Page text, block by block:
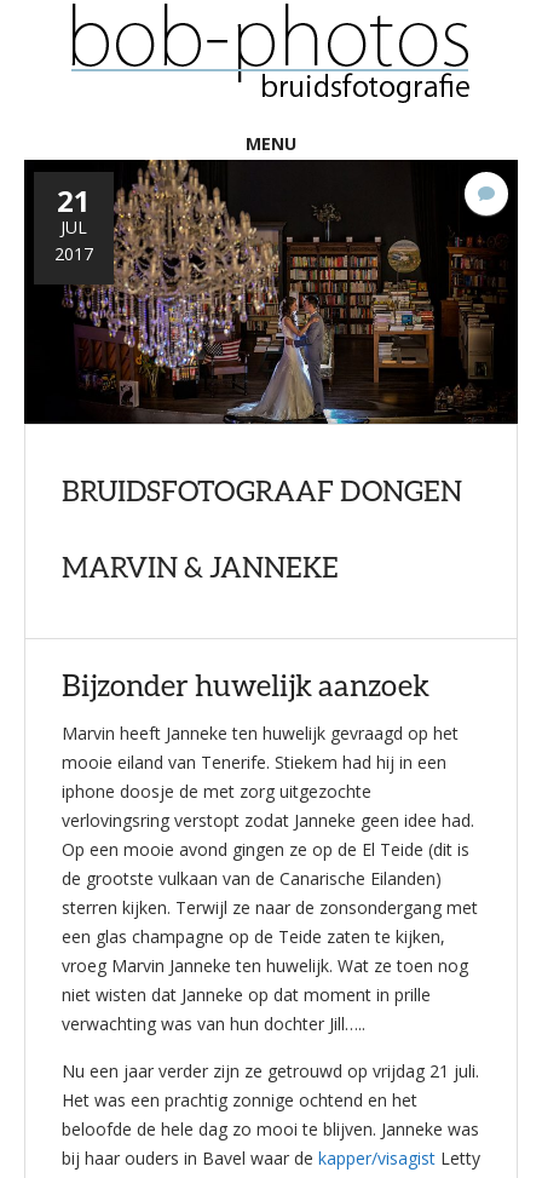
MENU
7
21
JUL
2017
BRUIDSFOTOGRAAF DONGEN
MARVIN & JANNEKE
Bijzonder huwelijk aanzoek
Marvin heeft Janneke ten huwelijk gevraagd op het
mooie eiland van Tenerife. Stiekem had hij in een
iphone doosje de met zorg uitgezochte
verlovingsring verstopt zodat Janneke geen idee had.
Op een mooie avond gingen ze op de El Teide (dit is
de grootste vulkaan van de Canarische Eilanden)
sterren kijken. Terwijl ze naar de zonsondergang met
een glas champagne op de Teide zaten te kijken,
vroeg Marvin Janneke ten huwelijk. Wat ze toen nog
niet wisten dat Janneke op dat moment in prille
verwachting was van hun dochter Jill…..
Nu een jaar verder zijn ze getrouwd op vrijdag 21 juli.
Het was een prachtig zonnige ochtend en het
beloofde de hele dag zo mooi te blijven. Janneke was
bij haar ouders in Bavel waar de kapper/visagist Letty